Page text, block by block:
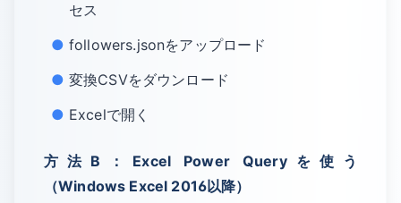
セス
followers.jsonをアップロード
変換CSVをダウンロード
Excelで開く
方法B：Excel Power Queryを使う
（Windows Excel 2016以降）